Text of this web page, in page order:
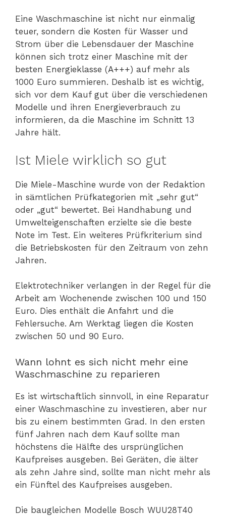
Eine Waschmaschine ist nicht nur einmalig
teuer, sondern die Kosten für Wasser und
Strom über die Lebensdauer der Maschine
können sich trotz einer Maschine mit der
besten Energieklasse (A+++) auf mehr als
1000 Euro summieren. Deshalb ist es wichtig,
sich vor dem Kauf gut über die verschiedenen
Modelle und ihren Energieverbrauch zu
informieren, da die Maschine im Schnitt 13
Jahre hält.
Ist Miele wirklich so gut
Die Miele-Maschine wurde von der Redaktion
in sämtlichen Prüfkategorien mit „sehr gut“
oder „gut“ bewertet. Bei Handhabung und
Umwelteigenschaften erzielte sie die beste
Note im Test. Ein weiteres Prüfkriterium sind
die Betriebskosten für den Zeitraum von zehn
Jahren.
Elektrotechniker verlangen in der Regel für die
Arbeit am Wochenende zwischen 100 und 150
Euro. Dies enthält die Anfahrt und die
Fehlersuche. Am Werktag liegen die Kosten
zwischen 50 und 90 Euro.
Wann lohnt es sich nicht mehr eine
Waschmaschine zu reparieren
Es ist wirtschaftlich sinnvoll, in eine Reparatur
einer Waschmaschine zu investieren, aber nur
bis zu einem bestimmten Grad. In den ersten
fünf Jahren nach dem Kauf sollte man
höchstens die Hälfte des ursprünglichen
Kaufpreises ausgeben. Bei Geräten, die älter
als zehn Jahre sind, sollte man nicht mehr als
ein Fünftel des Kaufpreises ausgeben.
Die baugleichen Modelle Bosch WUU28T40